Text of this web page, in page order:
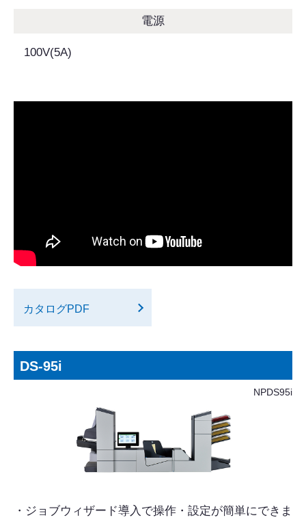
電源
100V(5A)
カタログPDF
DS-95i
NPDS95i
・ジョブウィザード導入で操作・設定が簡単にできま